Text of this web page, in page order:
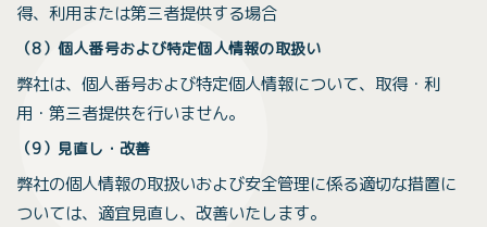
得、利用または第三者提供する場合
（8）個人番号および特定個人情報の取扱い
弊社は、個人番号および特定個人情報について、取得・利
用・第三者提供を行いません。
（9）見直し・改善
弊社の個人情報の取扱いおよび安全管理に係る適切な措置に
ついては、適宜見直し、改善いたします。